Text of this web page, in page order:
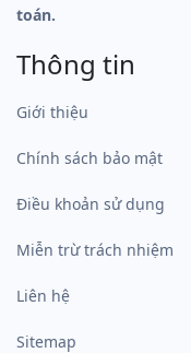
toán.
Thông tin
Giới thiệu
Chính sách bảo mật
Điều khoản sử dụng
Miễn trừ trách nhiệm
Liên hệ
Sitemap